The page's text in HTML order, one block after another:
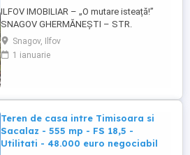
ILFOV IMOBILIAR – „O mutare isteață!”
SNAGOV GHERMĂNEȘTI – STR.
RĂZBOIENI, TEREN 2.500 MP, DESCHIDERE
30.66 ML, LÂNGĂ PĂDURE, POSIBILITATE
PARCELARE, TOATE UTILITĂȚILE LA
de natură, îți plac plimbările și cauți
liniștea, ai ...
Snagov, Ilfov
1 ianuarie
Teren de casa intre Timisoara si
Sacalaz - 555 mp - FS 18,5 -
Utilitati - 48.000 euro negociabil